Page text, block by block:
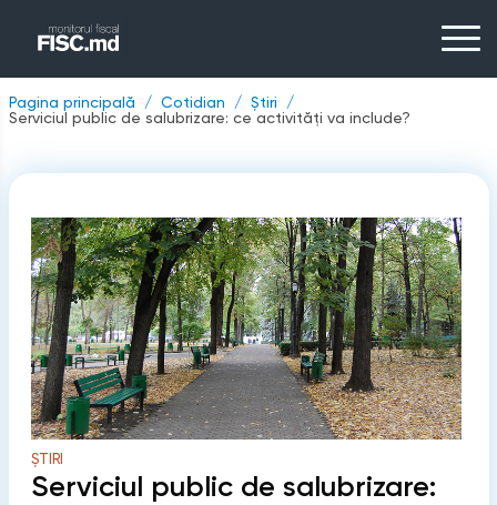
Pagina principală Cotidian
Știri
Serviciul public de salubrizare: ce activități va include?
ȘTIRI
Serviciul public de salubrizare: